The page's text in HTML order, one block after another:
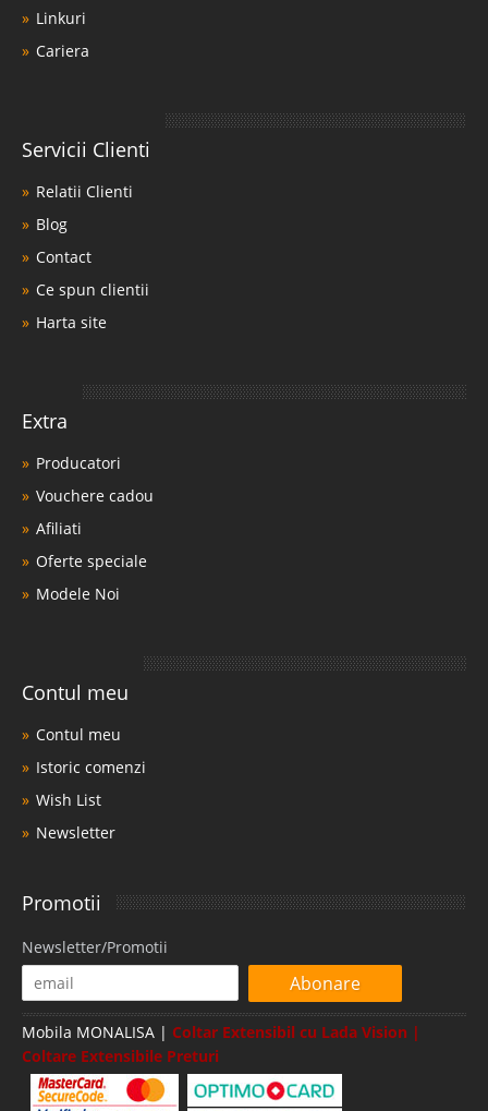
Linkuri
Cariera
Servicii Clienti
Relatii Clienti
Blog
Contact
Ce spun clientii
Harta site
Extra
Producatori
Vouchere cadou
Afiliati
Oferte speciale
Modele Noi
Contul meu
Contul meu
Istoric comenzi
Wish List
Newsletter
Promotii
Newsletter/Promotii
Abonare
Mobila MONALISA | Coltar Extensibil cu Lada Vision |
Coltare Extensibile Preturi